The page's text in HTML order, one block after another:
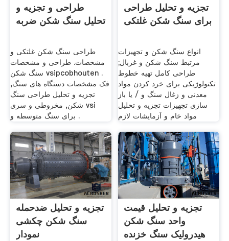
طراحی و تجزیه و
تحلیل سنگ شکن ضربه
طراحی سنگ شکن غلتکی و
مشخصات. طراحی و مشخصات
سنگ شکن vsipcobhouten .
فک مشخصات دستگاه های سنگ,
تجزیه و تحلیل طراحی سنگ
شکن, مخروطی و سری vsi
برای سنگ متوسطه و .
تجزیه و تحلیل طراحی
برای سنگ شکن غلتکی
انواع سنگ شکن و تجهیزات
مرتبط سنگ شکن و غربال;
طراحی کامل تهیه خطوط
تکنولوژیکی برای خرد کردن مواد
معدنی و زغال سنگ و / یا باز
سازی تجهیزات تجزیه و تحلیل
مواد خام و آزمایشات لازم
تجزیه و تحلیل ضدحمله
سنگ شکن چکشی
نمودار
تجزیه و تحلیل قیمت
واحد سنگ شکن
هیدرولیک سنگ خزنده